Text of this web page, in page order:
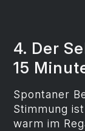
4. Der
15
Spontaner
Stimmung
warm im